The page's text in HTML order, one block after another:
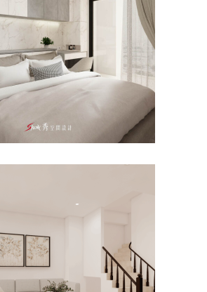
室內設計｜台南老屋
｜市心CASA
室內設計｜關廟室內
｜透天
客餐廳/室內設計 /